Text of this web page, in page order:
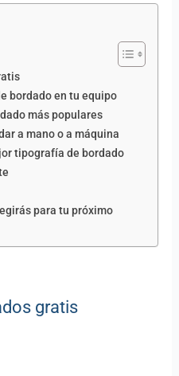
bordado en tu equipo
más populares
a mano o a máquina
tipografía de bordado
para tu próximo
gratis